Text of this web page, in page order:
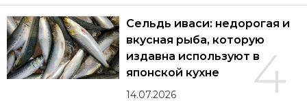
4
Сельдь иваси: недорогая и
вкусная рыба, которую
издавна используют в
японской кухне
14.07.2026